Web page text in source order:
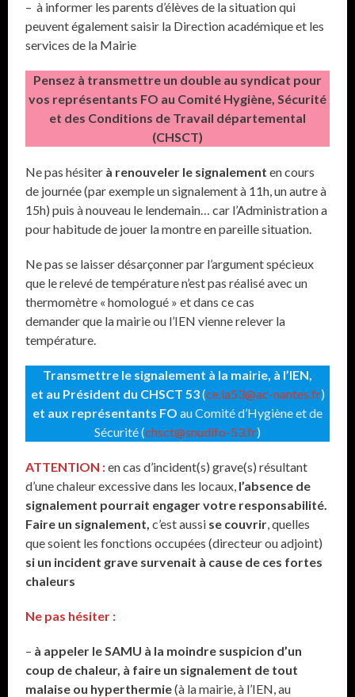
– à informer les parents d’élèves de la situation qui
peuvent également saisir la Direction académique et les
services de la Mairie
Pensez à transmettre un double au syndicat pour
vos représentants FO au Comité Hygiène, Sécurité
et des Conditions de Travail départemental
(CHSCT)
Ne pas hésiter à renouveler le signalement en cours
de journée (par exemple un signalement à 11h, un autre à
15h) puis à nouveau le lendemain… car l’Administration a
pour habitude de jouer la montre en pareille situation.
Ne pas se laisser désarçonner par l’argument spécieux
que le relevé de température n’est pas réalisé avec un
thermomètre « homologué » et dans ce cas
demander que la mairie ou l’IEN vienne relever la
température.
Transmettre le signalement à la mairie, à l’IEN,
et au Président du CHSCT 53(ce.ia53@ac-nantes.fr)
et aux représentants FO au Comité d’Hygiène et de
Sécurité (chsct@snudifo-53.fr)
ATTENTION :en cas d’incident(s) grave(s) résultant
d’une chaleur excessive dans les locaux, l’absence de
signalement pourrait engager votre responsabilité.
Faire un signalement,c’est aussi se couvrir , quelles
que soient les fonctions occupées (directeur ou adjoint)
si un incident grave survenait à cause de ces fortes
chaleurs
Ne pas hésiter :
– à appeler le SAMU à la moindre suspicion d’un
coup de chaleur, à faire un signalement de tout
malaise ou hyperthermie(à la mairie, à l’IEN, au